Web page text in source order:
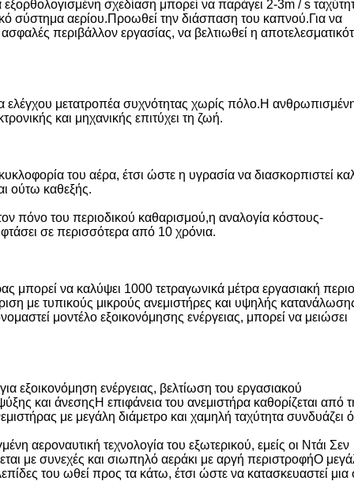
σχεδίαση μπορεί να παράγει 2-3m / s
σύστημα αερίου.Προωθεί την διάσπαση του καπνού.Για να
περιβάλλον εργασίας, να βελτιωθεί η
ελέγχου μετατροπέα συχνότητας χωρίς πόλο.Η
και μηχανικής επιτύχει τη ζωή.
του αέρα, έτσι ώστε η υγρασία να διασκορπιστεί
ούτω καθεξής.
πόνο του περιοδικού καθαρισμού,η αναλογία κόστους-
σε περισσότερα από 10 χρόνια.
μπορεί να καλύψει 1000 τετραγωνικά μέτρα εργασιακή
με τυπικούς μικρούς ανεμιστήρες και υψηλής
μοντέλο εξοικονόμησης ενέργειας, μπορεί να μειώσει
εξοικονόμηση ενέργειας, βελτίωση του εργασιακού
και άνεσηςΗ επιφάνεια του ανεμιστήρα καθορίζεται από
με μεγάλη διάμετρο και χαμηλή ταχύτητα συνδυάζει
αεροναυτική τεχνολογία του εξωτερικού, εμείς οι Ντάι Σεν
με συνεχές και σιωπηλό αεράκι με αργή περιστροφήΟ
του ωθεί προς τα κάτω, έτσι ώστε να κατασκευαστεί μια